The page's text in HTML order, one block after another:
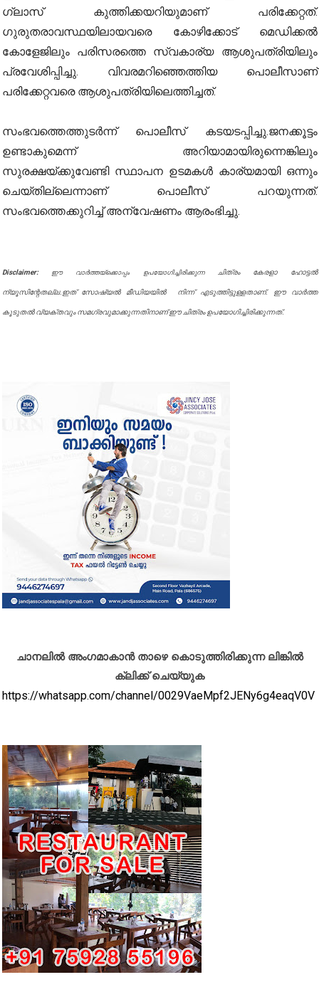
ഗ്ലാസ് കുത്തിക്കയറിയുമാണ് പരിക്കേറ്റത്.
ഗുരുതരാവസ്ഥയിലായവരെ കോഴിക്കാേട് മെഡിക്കൽ
കോളേജിലും പരിസരത്തെ സ്വകാര്യ ആശുപത്രിയിലും
പ്രവേശിപ്പിച്ചു. വിവരമറിഞ്ഞെത്തിയ പൊലീസാണ്
പരിക്കേറ്റവരെ ആശുപത്രിയിലെത്തിച്ചത്.
സംഭവത്തെത്തുടർന്ന് പൊലീസ് കടയടപ്പിച്ചു.ജനക്കൂട്ടം
ഉണ്ടാകുമെന്ന് അറിയാമായിരുന്നെങ്കിലും
സുരക്ഷയ്ക്കുവേണ്ടി സ്ഥാപന ഉടമകൾ കാര്യമായി ഒന്നും
ചെയ്തില്ലെന്നാണ് പൊലീസ് പറയുന്നത്.
സംഭവത്തെക്കുറിച്ച് അന്വേഷണം ആരംഭിച്ചു.
Disclaimer: ഈ വാർത്തയ്ക്കൊപ്പം ഉപയോഗിച്ചിരിക്കുന്ന ചിത്രം കേരളാ ഹോട്ടൽ
ന്യൂസിന്റേതല്ല.ഇത് സോഷ്യൽ മീഡിയയിൽ നിന്ന് എടുത്തിട്ടുള്ളതാണ്. ഈ വാർത്ത
കൂടുതൽ വ്യക്തവും സമഗ്രവുമാക്കുന്നതിനാണ് ഈ ചിത്രം ഉപയോഗിച്ചിരിക്കുന്നത്.
ചാനലിൽ അംഗമാകാൻ താഴെ കൊടുത്തിരിക്കുന്ന ലിങ്കിൽ
ക്ലിക്ക് ചെയ്യുക
https://whatsapp.com/channel/0029VaeMpf2JENy6g4eaqV0V